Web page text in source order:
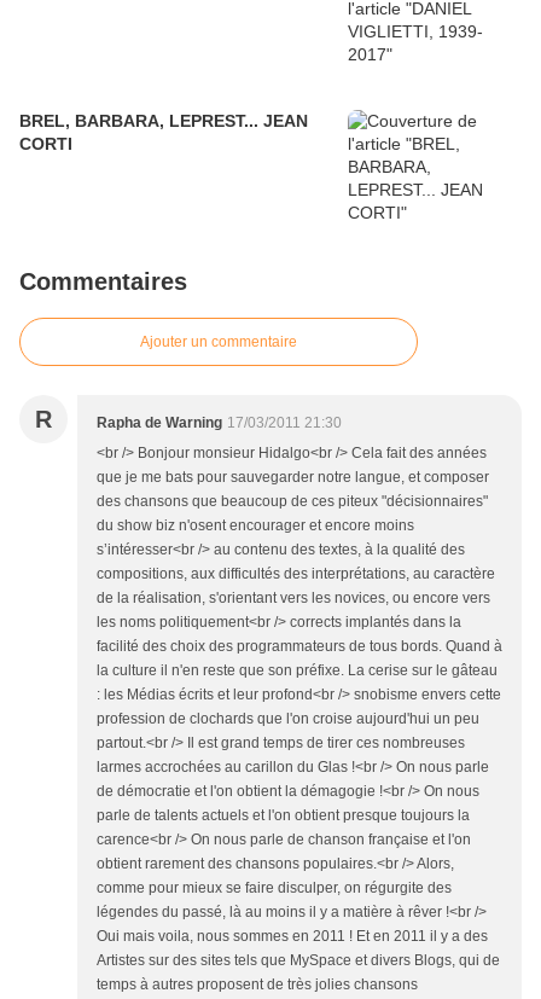
BREL, BARBARA, LEPREST... JEAN
CORTI
Commentaires
Ajouter un commentaire
R Rapha de Warning 17/03/2011 21:30
<br /> Bonjour monsieur Hidalgo<br /> Cela fait des années
que je me bats pour sauvegarder notre langue, et composer
des chansons que beaucoup de ces piteux "décisionnaires"
du show biz n'osent encourager et encore moins
s’intéresser<br /> au contenu des textes, à la qualité des
compositions, aux difficultés des interprétations, au caractère
de la réalisation, s'orientant vers les novices, ou encore vers
les noms politiquement<br /> corrects implantés dans la
facilité des choix des programmateurs de tous bords. Quand à
la culture il n'en reste que son préfixe. La cerise sur le gâteau
: les Médias écrits et leur profond<br /> snobisme envers cette
profession de clochards que l'on croise aujourd'hui un peu
partout.<br /> Il est grand temps de tirer ces nombreuses
larmes accrochées au carillon du Glas !<br /> On nous parle
de démocratie et l'on obtient la démagogie !<br /> On nous
parle de talents actuels et l'on obtient presque toujours la
carence<br /> On nous parle de chanson française et l'on
obtient rarement des chansons populaires.<br /> Alors,
comme pour mieux se faire disculper, on régurgite des
légendes du passé, là au moins il y a matière à rêver !<br />
Oui mais voila, nous sommes en 2011 ! Et en 2011 il y a des
Artistes sur des sites tels que MySpace et divers Blogs, qui de
temps à autres proposent de très jolies chansons